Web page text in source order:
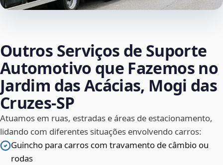
Outros Serviços de Suporte
Automotivo que Fazemos no
Jardim das Acácias, Mogi das
Cruzes‑SP
Atuamos em ruas, estradas e áreas de estacionamento,
lidando com diferentes situações envolvendo carros:
Guincho para carros com travamento de câmbio ou
rodas